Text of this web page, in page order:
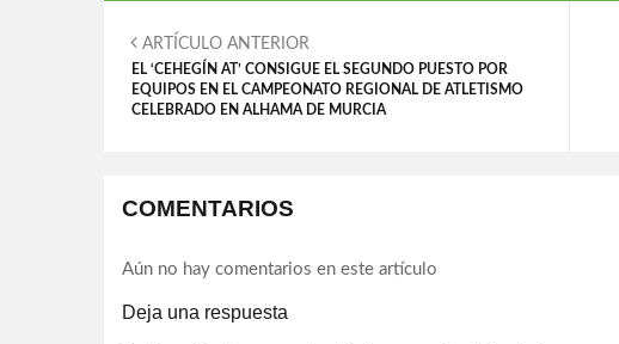
ARTÍCULO ANTERIOR
EL ‘CEHEGÍN AT’ CONSIGUE EL SEGUNDO PUESTO POR
EQUIPOS EN EL CAMPEONATO REGIONAL DE ATLETISMO
CELEBRADO EN ALHAMA DE MURCIA
COMENTARIOS
Aún no hay comentarios en este artículo
Deja una respuesta